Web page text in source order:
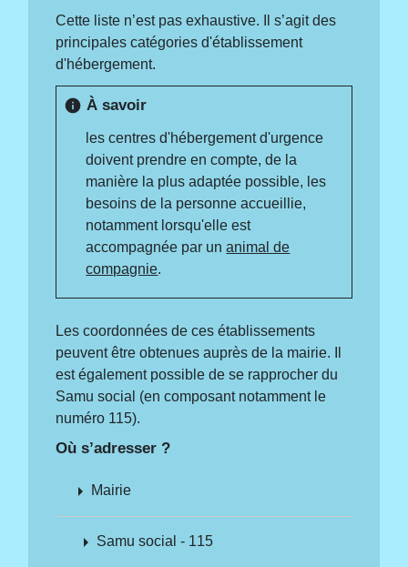
Cette liste n’est pas exhaustive. Il s’agit des
principales catégories d'établissement
d'hébergement.
info À savoir
les centres d'hébergement d'urgence
doivent prendre en compte, de la
manière la plus adaptée possible, les
besoins de la personne accueillie,
notamment lorsqu'elle est
accompagnée par unanimal de
compagnie.
Les coordonnées de ces établissements
peuvent être obtenues auprès de la mairie. Il
est également possible de se rapprocher du
Samu social (en composant notamment le
numéro 115).
Où s’adresser ?
arrow_right Mairie
arrow_right Samu social - 115